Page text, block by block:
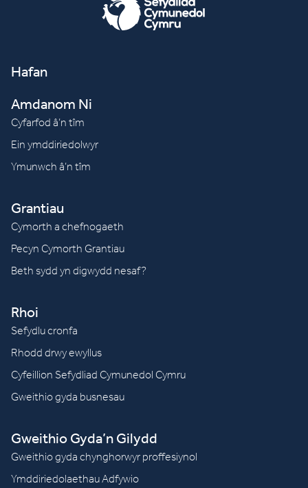
Hafan
Amdanom Ni
Cyfarfod â’n tîm
Ein ymddiriedolwyr
Ymunwch â’n tîm
Grantiau
Cymorth a chefnogaeth
Pecyn Cymorth Grantiau
Beth sydd yn digwydd nesaf?
Rhoi
Sefydlu cronfa
Rhodd drwy ewyllus
Cyfeillion Sefydliad Cymunedol Cymru
Gweithio gyda busnesau
Gweithio Gyda’n Gilydd
Gweithio gyda chynghorwyr proffesiynol
Ymddiriedolaethau Adfywio